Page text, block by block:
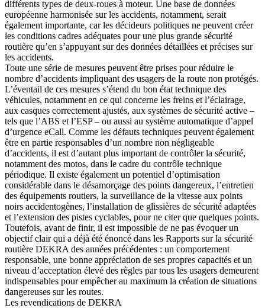
différents types de deux-roues à moteur. Une base de données
européenne harmonisée sur les accidents, notamment, serait
également importante, car les décideurs politiques ne peuvent créer
les conditions cadres adéquates pour une plus grande sécurité
routière qu’en s’appuyant sur des données détaillées et précises sur
les accidents.
Toute une série de mesures peuvent être prises pour réduire le
nombre d’accidents impliquant des usagers de la route non protégés.
L’éventail de ces mesures s’étend du bon état technique des
véhicules, notamment en ce qui concerne les freins et l’éclairage,
aux casques correctement ajustés, aux systèmes de sécurité active –
tels que l’ABS et l’ESP – ou aussi au système automatique d’appel
d’urgence eCall. Comme les défauts techniques peuvent également
être en partie responsables d’un nombre non négligeable
d’accidents, il est d’autant plus important de contrôler la sécurité,
notamment des motos, dans le cadre du contrôle technique
périodique. Il existe également un potentiel d’optimisation
considérable dans le désamorçage des points dangereux, l’entretien
des équipements routiers, la surveillance de la vitesse aux points
noirs accidentogènes, l’installation de glissières de sécurité adaptées
et l’extension des pistes cyclables, pour ne citer que quelques points.
Toutefois, avant de finir, il est impossible de ne pas évoquer un
objectif clair qui a déjà été énoncé dans les Rapports sur la sécurité
routière DEKRA des années précédentes : un comportement
responsable, une bonne appréciation de ses propres capacités et un
niveau d’acceptation élevé des règles par tous les usagers demeurent
indispensables pour empêcher au maximum la création de situations
dangereuses sur les routes.
Les revendications de DEKRA